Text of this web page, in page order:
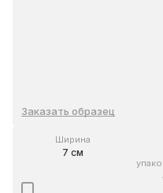
Заказать образец
Ширина
7 см